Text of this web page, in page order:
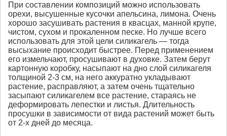
При составлении композиций можно использовать
орехи, высушенные кусочки апельсина, лимона. Очень
хорошо засушивать растения в квасцах, манной крупе,
чистом, сухом и прокаленном песке. Но лучше всего
использовать для этой цели силикагель — тогда
высыхание происходит быстрее. Перед применением
его измельчают, просушивают в духовке. Затем берут
картонную коробку, насыпают на дно слой силикагеля
толщиной 2-3 см, на него аккуратно укладывают
растение, расправляют, а затем очень тщательно
засыпают силикагелем все растение, стараясь не
деформировать лепестки и листья. Длительность
просушки в зависимости от вида растений может быть
от 2-х дней до месяца.